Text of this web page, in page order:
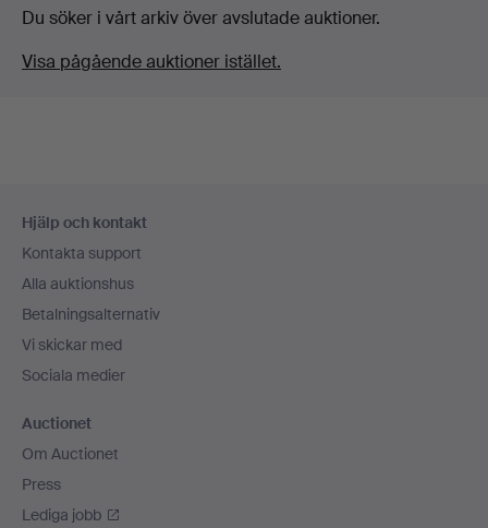
Du söker i vårt arkiv över avslutade auktioner.
Visa pågående auktioner istället.
Hjälp och kontakt
Kontakta support
Alla auktionshus
Betalningsalternativ
Vi skickar med
Sociala medier
Auctionet
Om Auctionet
Press
Lediga jobb